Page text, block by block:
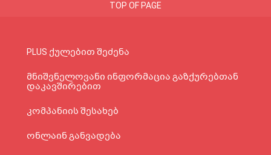
TOP OF PAGE
PLUS ქულებით შეძენა
მნიშვნელოვანი ინფორმაცია გაზქურებთან
დაკავშირებით
კომპანიის შესახებ
ონლაინ განვადება